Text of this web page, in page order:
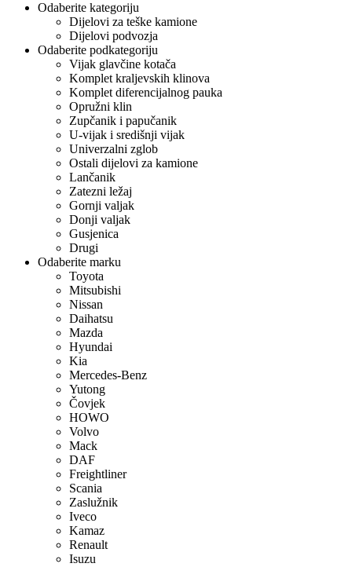
Odaberite kategoriju
Dijelovi za teške kamione
Dijelovi podvozja
Odaberite podkategoriju
Vijak glavčine kotača
Komplet kraljevskih klinova
Komplet diferencijalnog pauka
Opružni klin
Zupčanik i papučanik
U-vijak i središnji vijak
Univerzalni zglob
Ostali dijelovi za kamione
Lančanik
Zatezni ležaj
Gornji valjak
Donji valjak
Gusjenica
Drugi
Odaberite marku
Toyota
Mitsubishi
Nissan
Daihatsu
Mazda
Hyundai
Kia
Mercedes-Benz
Yutong
Čovjek
HOWO
Volvo
Mack
DAF
Freightliner
Scania
Zaslužnik
Iveco
Kamaz
Renault
Isuzu